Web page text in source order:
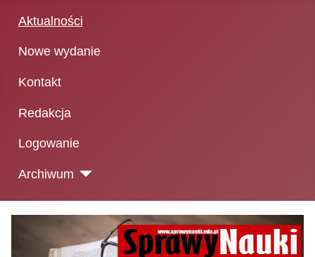
Aktualności
Nowe wydanie
Kontakt
Redakcja
Logowanie
Archiwum